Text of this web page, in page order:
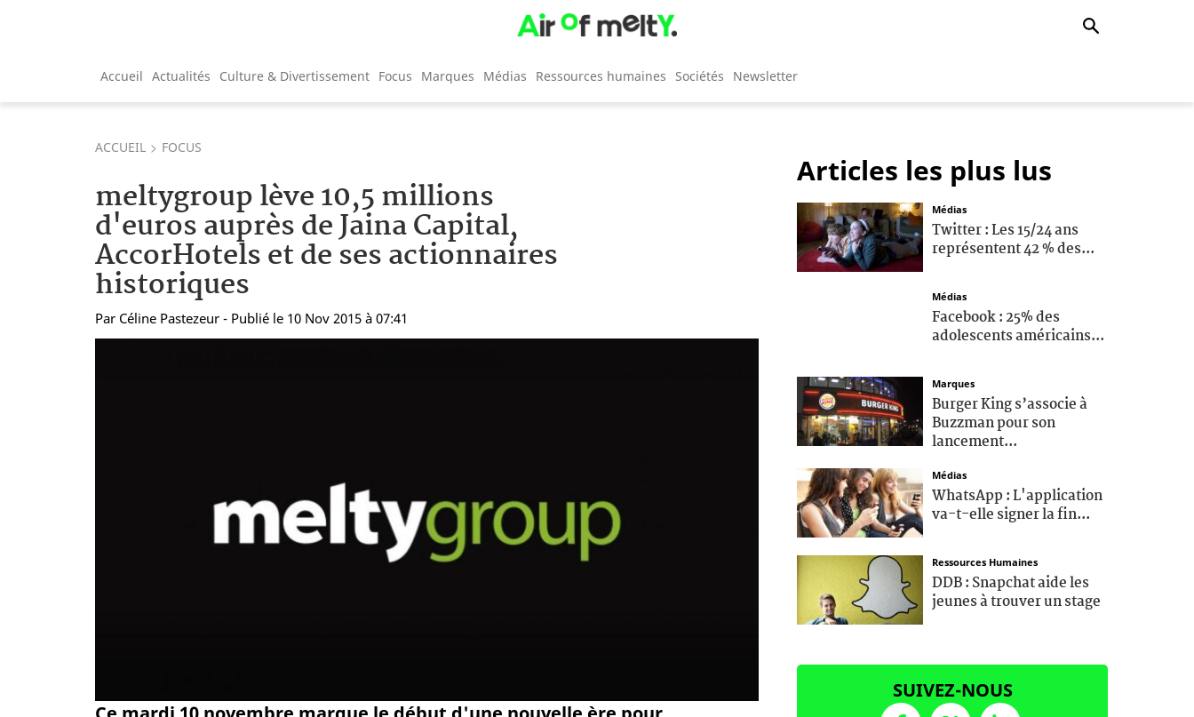
Accueil Actualités Culture & Divertissement Focus Marques Médias Ressources humaines Sociétés Newsletter
ACCUEIL FOCUS
meltygroup lève 10,5 millions
d'euros auprès de Jaina Capital,
AccorHotels et de ses actionnaires
historiques
Par Céline Pastezeur - Publié le 10 Nov 2015 à 07:41
Articles les plus lus
Médias
Twitter : Les 15/24 ans
représentent 42 % des...
Médias
Facebook : 25% des
adolescents américains...
Marques
Burger King s’associe à
Buzzman pour son
lancement...
Médias
WhatsApp : L'application
va-t-elle signer la fin...
Ressources Humaines
DDB : Snapchat aide les
jeunes à trouver un stage
SUIVEZ-NOUS